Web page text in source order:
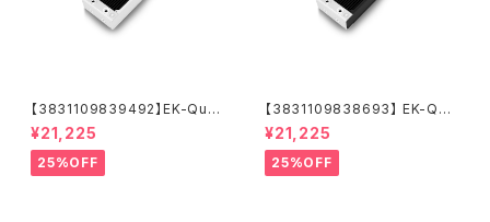
【3831109839492】EK-Quan
tum Surface X240M - Whit
e
¥21,225
25%OFF
【3831109838693】 EK-Qua
ntum Surface X240M - Bla
ck
¥21,225
25%OFF